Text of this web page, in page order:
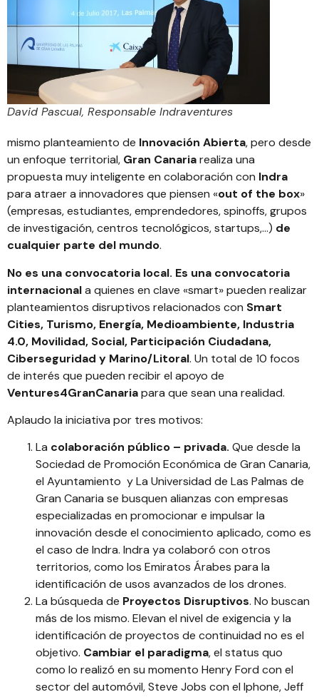
David Pascual, Responsable Indraventures
mismo planteamiento de Innovación Abierta, pero desde
un enfoque territorial, Gran Canariarealiza una
propuesta muy inteligente en colaboración con Indra
para atraer a innovadores que piensen «out of the box»
(empresas, estudiantes, emprendedores, spinoffs, grupos
de investigación, centros tecnológicos, startups,…) de
cualquier parte del mundo.
No es una convocatoria local. Es una convocatoria
internacionala quienes en clave «smart» pueden realizar
planteamientos disruptivos relacionados con Smart
Cities, Turismo, Energía, Medioambiente, Industria
4.0, Movilidad, Social, Participación Ciudadana,
Ciberseguridad y Marino/Litoral. Un total de 10 focos
de interés que pueden recibir el apoyo de
Ventures4GranCanariapara que sean una realidad.
Aplaudo la iniciativa por tres motivos:
La colaboración público – privada. Que desde la
Sociedad de Promoción Económica de Gran Canaria,
el Ayuntamiento y La Universidad de Las Palmas de
Gran Canaria se busquen alianzas con empresas
especializadas en promocionar e impulsar la
innovación desde el conocimiento aplicado, como es
el caso de Indra. Indra ya colaboró con otros
territorios, como los Emiratos Árabes para la
identificación de usos avanzados de los drones.
La búsqueda de Proyectos Disruptivos. No buscan
más de los mismo. Elevan el nivel de exigencia y la
identificación de proyectos de continuidad no es el
objetivo. Cambiar el paradigma, el status quo
como lo realizó en su momento Henry Ford con el
sector del automóvil, Steve Jobs con el Iphone, Jeff